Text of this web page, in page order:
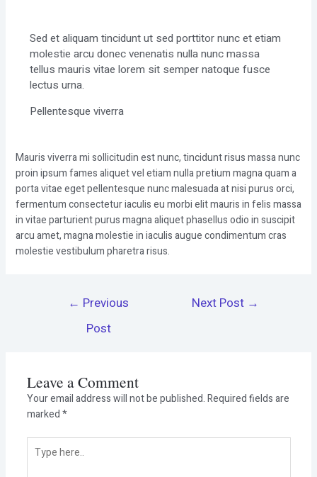
Sed et aliquam tincidunt ut sed porttitor nunc et etiam
molestie arcu donec venenatis nulla nunc massa
tellus mauris vitae lorem sit semper natoque fusce
lectus urna.
Pellentesque viverra
Mauris viverra mi sollicitudin est nunc, tincidunt risus massa nunc
proin ipsum fames aliquet vel etiam nulla pretium magna quam a
porta vitae eget pellentesque nunc malesuada at nisi purus orci,
fermentum consectetur iaculis eu morbi elit mauris in felis massa
in vitae parturient purus magna aliquet phasellus odio in suscipit
arcu amet, magna molestie in iaculis augue condimentum cras
molestie vestibulum pharetra risus.
← Previous
Post
Next Post →
Leave a Comment
Your email address will not be published.Required fields are
marked*
here..